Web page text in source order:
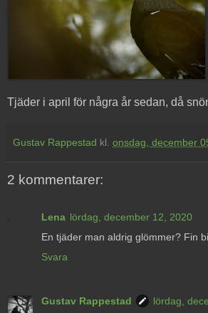
Tjäder i april för några år sedan, då
Gustav Rappestad kl. onsdag, december
2 kommentarer:
Lena lördag, december 12, 2020
En tjäder man aldrig glömmer? Fin
Svara
Gustav Rappestad
lördag,